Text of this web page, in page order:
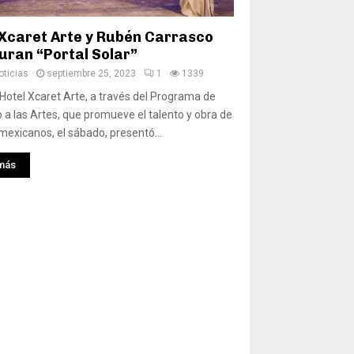
Arte y Rubén Carrasco
“Portal Solar”
septiembre 25, 2023 1 1339
Xcaret Arte, a través del Programa de
a las Artes, que promueve el talento y obra de
el sábado, presentó...